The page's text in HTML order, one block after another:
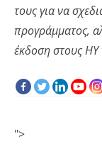
τους για να
προγράμματος,
έκδοση στους ΗΥ
">